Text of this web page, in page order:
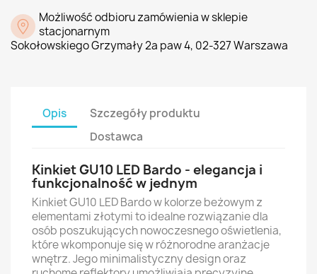
Możliwość odbioru zamówienia w sklepie
stacjonarnym
Sokołowskiego Grzymały 2a paw 4, 02-327 Warszawa
Opis
Szczegóły produktu
Dostawca
Kinkiet GU10 LED Bardo - elegancja i
funkcjonalność w jednym
Kinkiet GU10 LED Bardo w kolorze beżowym z
elementami złotymi to idealne rozwiązanie dla
osób poszukujących nowoczesnego oświetlenia,
które wkomponuje się w różnorodne aranżacje
wnętrz. Jego minimalistyczny design oraz